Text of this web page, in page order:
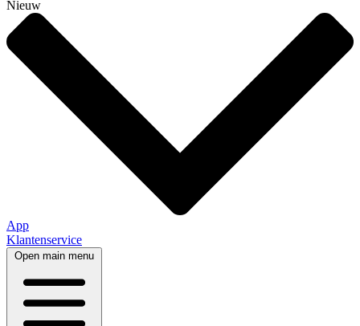
Nieuw
App
Klantenservice
Open main menu